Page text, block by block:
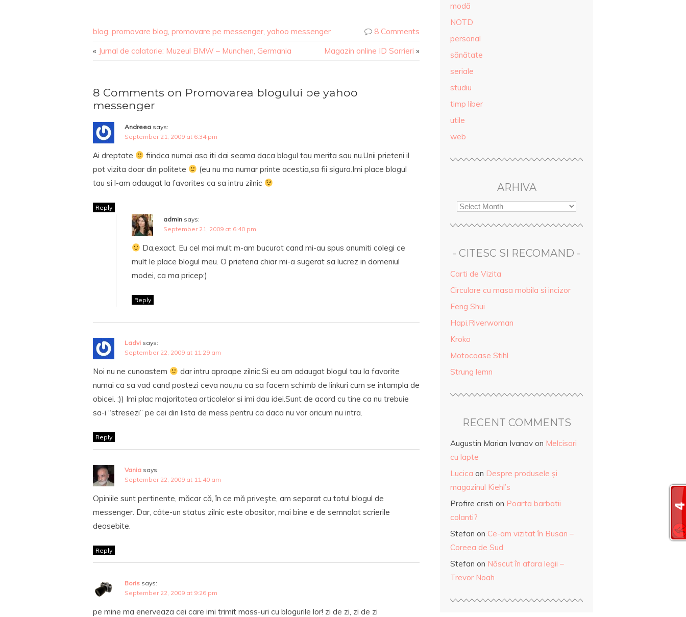
blog, promovare blog, promovare pe messenger, yahoo messenger
8 Comments
« Jurnal de calatorie: Muzeul BMW – Munchen, Germania Magazin online ID Sarrieri »
8 Comments on Promovarea blogului pe yahoo
messenger
Andreea says:
September 21, 2009 at 6:34 pm
Αi dreptate
fiindca numai asa iti dai seama daca blogul tau merita sau nu.Unii prieteni il
pot vizita doar din politete
(eu nu ma numar printe acestia,sa fii sigura.Imi place blogul
tau si l-am adaugat la favorites ca sa intru zilnic
Reply
admin says:
September 21, 2009 at 6:40 pm
Da,exact. Eu cel mai mult m-am bucurat cand mi-au spus anumiti colegi ce
mult le place blogul meu. O prietena chiar mi-a sugerat sa lucrez in domeniul
modei, ca ma pricep:)
Reply
Ladvi says:
September 22, 2009 at 11:29 am
Noi nu ne cunoastem
dar intru aproape zilnic.Si eu am adaugat blogul tau la favorite
numai ca sa vad cand postezi ceva nou,nu ca sa facem schimb de linkuri cum se intampla de
obicei. :)) Imi plac majoritatea articolelor si imi dau idei.Sunt de acord cu tine ca nu trebuie
sa-i “stresezi” pe cei din lista de mess pentru ca daca nu vor oricum nu intra.
Reply
Vania says:
September 22, 2009 at 11:40 am
Opiniile sunt pertinente, măcar că, în ce mă priveşte, am separat cu totul blogul de
messenger. Dar, câte-un status zilnic este obositor, mai bine e de semnalat scrierile
deosebite.
Reply
Boris says:
September 22, 2009 at 9:26 pm
pe mine ma enerveaza cei care imi trimit mass-uri cu blogurile lor! zi de zi, zi de zi
modă
NOTD
personal
sănătate
seriale
studiu
timp liber
utile
web
ARHIVA
- CITESC SI RECOMAND -
Carti de Vizita
Circulare cu masa mobila si incizor
Feng Shui
Hapi.Riverwoman
Kroko
Motocoase Stihl
Strung lemn
RECENT COMMENTS
Augustin Marian Ivanov on Melcisori
cu lapte
Lucica on Despre produsele și
magazinul Kiehl’s
Profire cristi on Poarta barbatii
colanti?
Stefan on Ce-am vizitat în Busan –
Coreea de Sud
Stefan on Născut în afara legii –
Trevor Noah